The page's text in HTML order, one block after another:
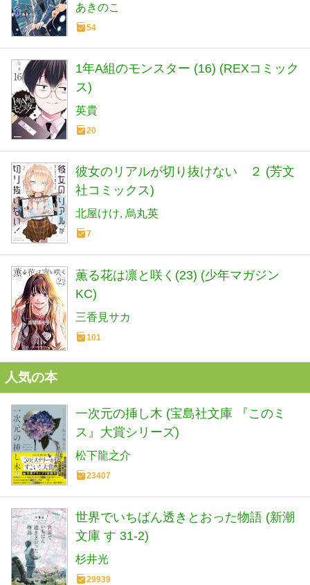
あきのこ
54
1年A組のモンスター (16) (REXコミック
ス)
英貴
20
彼女のリアルが切り抜けない ２ (芳文
社コミックス)
北屋けけ 烏丸英
7
薫る花は凛と咲く(23) (少年マガジン
KC)
三香見サカ
101
人気の本
一次元の挿し木 (宝島社文庫 『このミ
ス』大賞シリーズ)
松下龍之介
23407
世界でいちばん透きとおった物語 (新潮
文庫 す 31-2)
杉井光
29939